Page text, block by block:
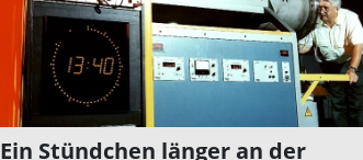
Ein Stündchen länger an der